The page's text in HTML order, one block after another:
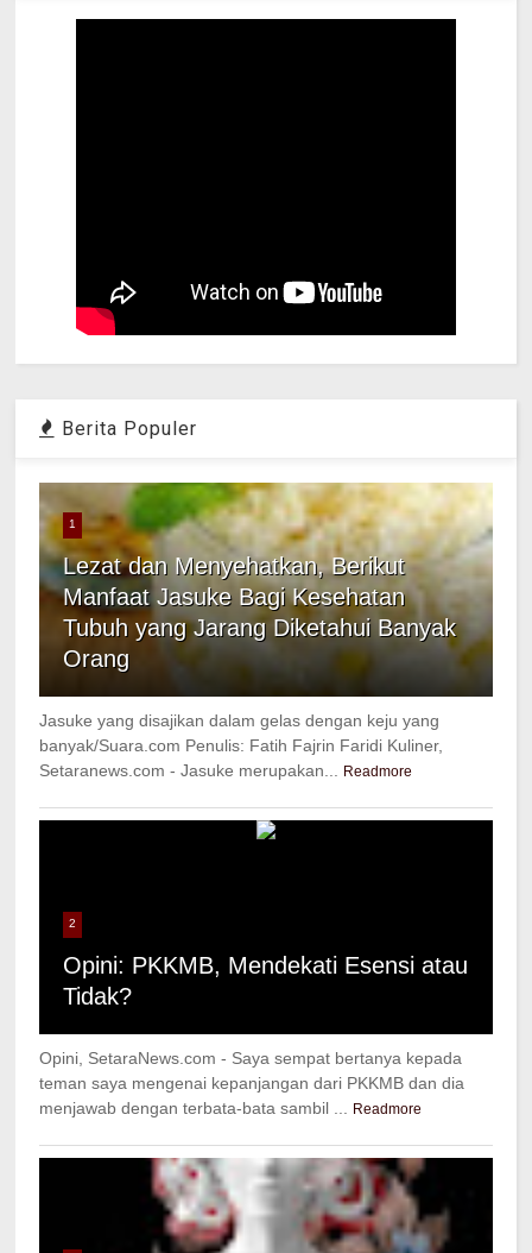
Berita Populer
1
Lezat dan Menyehatkan, Berikut
Manfaat Jasuke Bagi Kesehatan
Tubuh yang Jarang Diketahui Banyak
Orang
Jasuke yang disajikan dalam gelas dengan keju yang
banyak/Suara.com Penulis: Fatih Fajrin Faridi Kuliner,
Setaranews.com - Jasuke merupakan...
Readmore
2
Opini: PKKMB, Mendekati Esensi atau
Tidak?
Opini, SetaraNews.com - Saya sempat bertanya kepada
teman saya mengenai kepanjangan dari PKKMB dan dia
menjawab dengan terbata-bata sambil ...
Readmore